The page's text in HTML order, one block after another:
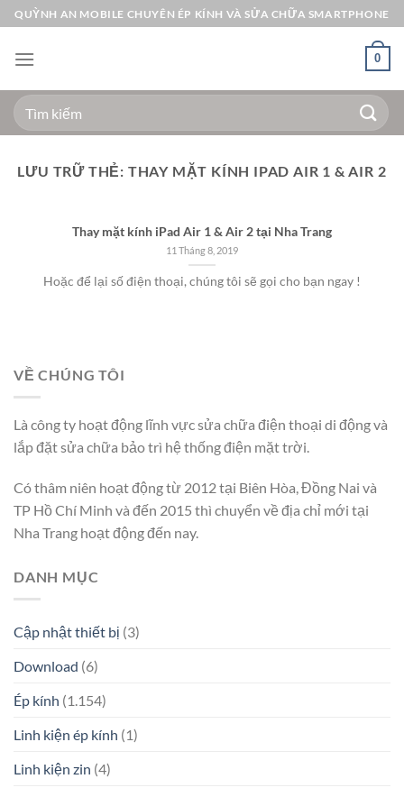
Bỏ
qua
nội
QUỲNH AN MOBILE CHUYÊN ÉP KÍNH VÀ SỬA CHỮA SMARTPHONE
0
Tìm
kiếm:
LƯU TRỮ THẺ: THAY MẶT KÍNH IPAD AIR 1 & AIR 2
Thay mặt kính iPad Air 1 & Air 2 tại Nha Trang
11 Tháng 8, 2019
Hoặc để lại số điện thoại, chúng tôi sẽ gọi cho bạn ngay !
VỀ CHÚNG TÔI
Là công ty hoạt động lĩnh vực sửa chữa điện thoại di động và
lắp đặt sửa chữa bảo trì hệ thống điện mặt trời.
Có thâm niên hoạt động từ 2012 tại Biên Hòa, Đồng Nai và
TP Hồ Chí Minh và đến 2015 thì chuyển về địa chỉ mới tại
Nha Trang hoạt động đến nay.
DANH MỤC
Cập nhật thiết bị (3)
Download (6)
Ép kính (1.154)
Linh kiện ép kính (1)
Linh kiện zin (4)